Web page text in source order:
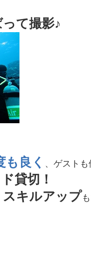
て撮影♪
も良く 、ゲスト
貸切！
キルアップ